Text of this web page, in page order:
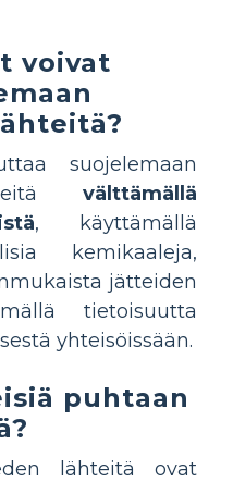
voivat
suojelemaan
välttämällä
, käyttämällä
kemikaaleja,
jätteiden
tietoisuutta
yhteisöissään.
puhtaan
lähteitä ovat